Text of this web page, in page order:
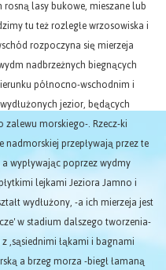
lasy bukowe, mieszane lub
tu też rozległe wrzosowiska i
rozpoczyna się mierzeja
nadbrzeżnych biegnących
północno-wschodnim i
jezior, będących
zalewu morskiego-. Rzecz-ki
nadmorskiej przepływają przez te
wypływając poprzez wydmy
lejkami Jeziora Jamno i
wydłużony, -a ich mierzeja jest
w stadium dalszego tworzenia-
,sąsiednimi łąkami i bagnami
a brzeg morza -biegł łamaną